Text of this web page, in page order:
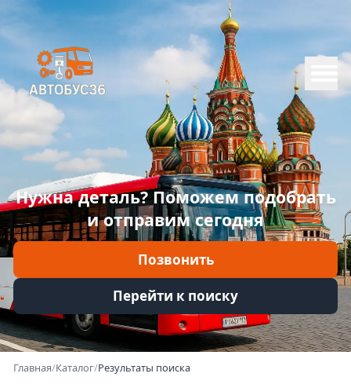
Нужна деталь? Поможем подобрать
и отправим сегодня
Позвонить
Перейти к поиску
Меню
Главная
Каталог
Марки
Информация
Главная/Каталог/Результаты поиска